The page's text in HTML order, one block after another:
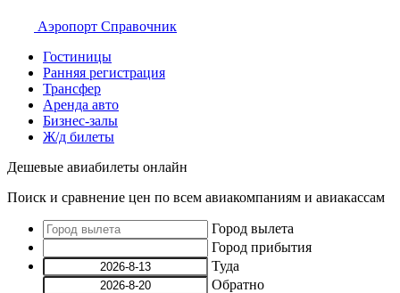
Аэропорт Справочник
Гостиницы
Ранняя регистрация
Трансфер
Аренда авто
Бизнес-залы
Ж/д билеты
Дешевые авиабилеты онлайн
Поиск и сравнение цен по всем авиакомпаниям и авиакассам
Город вылета
Город прибытия
Туда
Обратно